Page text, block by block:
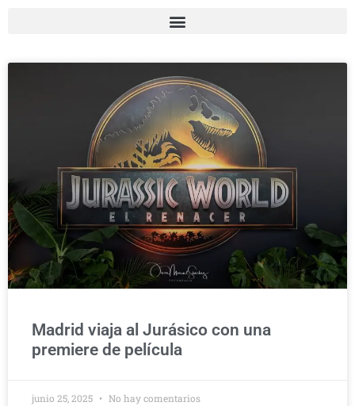
Madrid viaja al Jurásico con una
premiere de película
junio 25, 2025 No hay comentarios